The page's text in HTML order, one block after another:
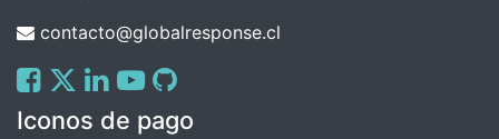
contacto@globalresponse.cl
Iconos de pago